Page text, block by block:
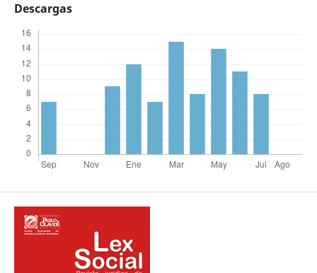
Descargas